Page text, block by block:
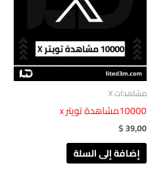
مشاهدات X
10000مشاهدة تويتر x
$39,00
إضافة إلى السلة